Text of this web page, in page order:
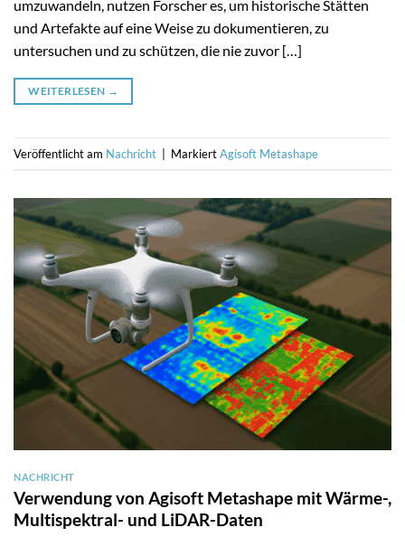
umzuwandeln, nutzen Forscher es, um historische Stätten
und Artefakte auf eine Weise zu dokumentieren, zu
untersuchen und zu schützen, die nie zuvor […]
WEITERLESEN →
Veröffentlicht am Nachricht | MarkiertAgisoft Metashape
NACHRICHT
Verwendung von Agisoft Metashape mit Wärme-,
Multispektral- und LiDAR-Daten